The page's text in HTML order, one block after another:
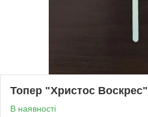
Топер "Христос Воскрес"
В наявності